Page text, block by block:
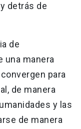
detrás de
de
una manera
para
de manera
y las
de manera